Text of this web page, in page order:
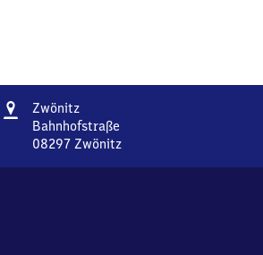
Adresse
ZwönitzZwönitz
Bahnhofstraße
08297 Zwönitz